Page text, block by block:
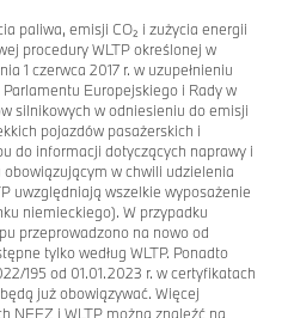
paliwa, emisji CO₂ i zużycia energii
procedury WLTP określonej w
1 czerwca 2017 r. w uzupełnieniu
Europejskiego i Rady w
silnikowych w odniesieniu do emisji
pojazdów pasażerskich i
do informacji dotyczących naprawy i
w chwili udzielenia
uwzględniają wszelkie wyposażenie
niemieckiego). W przypadku
przeprowadzono na nowo od
tylko według WLTP. Ponadto
195 od 01.01.2023 r. w certyfikatach
już obowiązywać. Więcej
NEFZ i WLTP można znaleźć na